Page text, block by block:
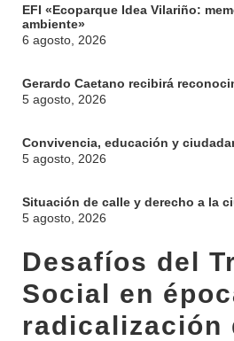
EFI «Ecoparque Idea Vilariño:
ambiente»
6 agosto, 2026
Gerardo Caetano recibirá
5 agosto, 2026
Convivencia, educación y
5 agosto, 2026
Situación de calle y derecho a la
5 agosto, 2026
Desafíos del
Social en
radicalización